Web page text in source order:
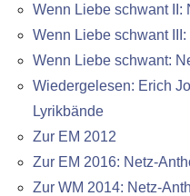
Wenn Liebe schwant II:
Wenn Liebe schwant
Wenn Liebe schwant:
Wiedergelesen: Erich
Lyrikbände
Zur EM 2012
Zur EM 2016: Netz-
Zur WM 2014: Netz-